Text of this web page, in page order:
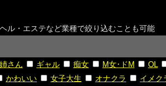
ル・エステなど業種で絞り込むことも可能
さん ギャル 痴女 M女･ドM OL
かわいい 女子大生 オナクラ イメク